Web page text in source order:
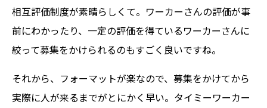
相互評価制度が素晴らしくて。ワーカーさんの評価が事
前にわかったり、一定の評価を得ているワーカーさんに
絞って募集をかけられるのもすごく良いですね。
それから、フォーマットが楽なので、募集をかけてから
実際に人が来るまでがとにかく早い。タイミーワーカー